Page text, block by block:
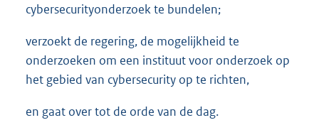
cybersecurityonderzoek te bundelen;
verzoekt de regering, de mogelijkheid te
onderzoeken om een instituut voor onderzoek op
het gebied van cybersecurity op te richten,
en gaat over tot de orde van de dag.